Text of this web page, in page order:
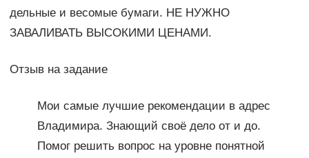
дельные и весомые бумаги. НЕ НУЖНО
ЗАВАЛИВАТЬ ВЫСОКИМИ ЦЕНАМИ.
Отзыв на задание
Мои самые лучшие рекомендации в адрес
Владимира. Знающий своё дело от и до.
Помог решить вопрос на уровне понятной